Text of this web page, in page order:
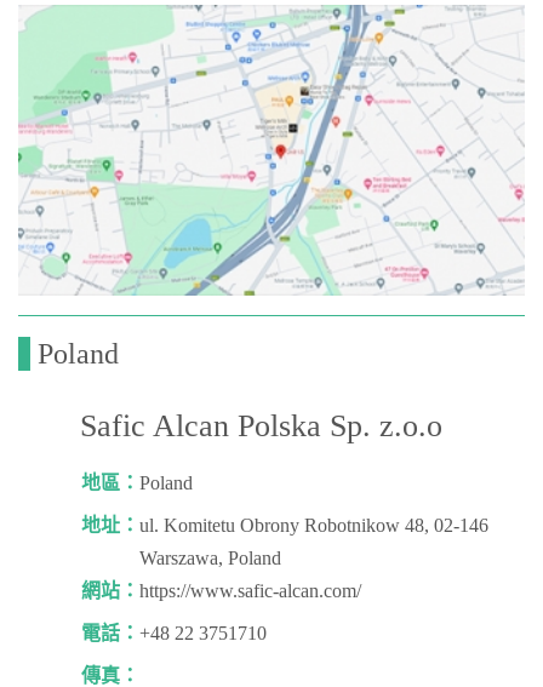
Poland
Safic Alcan Polska Sp. z.o.o
地區：Poland
地址：ul. Komitetu Obrony Robotnikow 48, 02-146
Warszawa, Poland
網站：https://www.safic-alcan.com/
電話：+48 22 3751710
傳真：